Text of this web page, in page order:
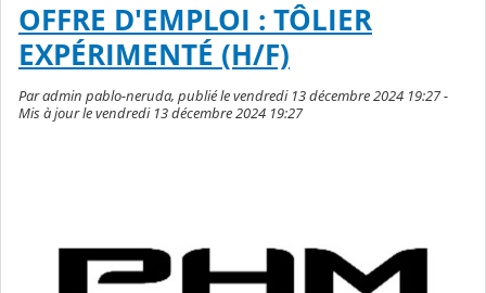
OFFRE D'EMPLOI : TÔLIER
EXPÉRIMENTÉ (H/F)
Par admin pablo-neruda, publié le vendredi 13 décembre 2024 19:27 -
Mis à jour le vendredi 13 décembre 2024 19:27